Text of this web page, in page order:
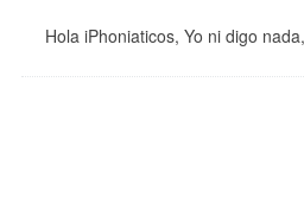
Hola iPhoniaticos, Yo ni digo